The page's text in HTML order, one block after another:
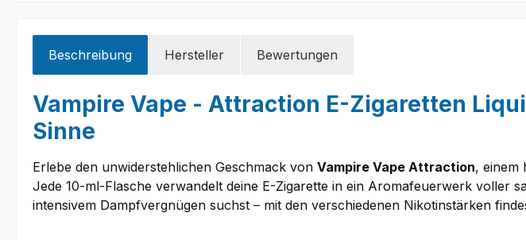
Beschreibung Hersteller Bewertungen
Vampire Vape - Attraction E-Zigaretten
Sinne
Erlebe den unwiderstehlichen Geschmack von Vampire Vape Attraction, einem
Jede 10-ml-Flasche verwandelt deine E-Zigarette in ein Aromafeuerwerk voller
intensivem Dampfvergnügen suchst – mit den verschiedenen Nikotinstärken